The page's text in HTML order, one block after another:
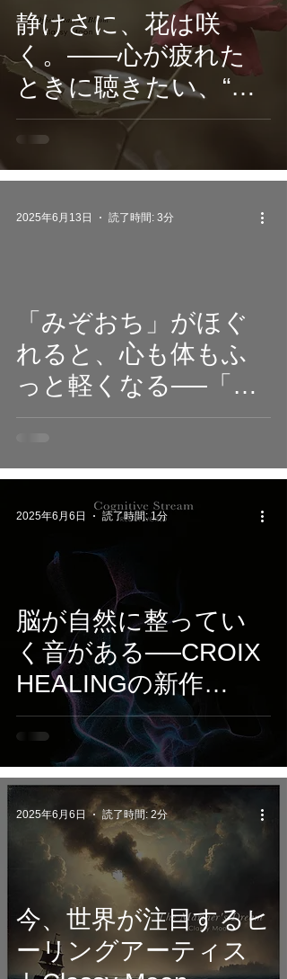
静けさに、花は咲
く。——心が疲れた
ときに聴きたい、“音
の祈り”がここにある
｜癒やしを奏でる
Classy Moon、新作ピ
アノ作品配信
「みぞおち」がほぐ
れると、心も体もふ
っと軽くなる──「ソ
ルフェジオ528Hz」
ーリング体験
2025年6月13日 読了時間: 3分
脳が自然に整ってい
く音がある──CROIX
HEALINGの新作
『Cognitive Stream』
で集中と創造のスイ
ッチをオン
2025年6月6日 読了時間: 1分
今、世界が注目するヒ
ーリングアーティス
2025年6月6日 読了時間: 2分